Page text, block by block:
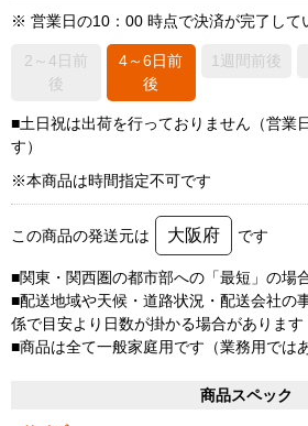
※ 営業日の10：00 時点で決済が完了して
2～4日前
後
4～6日前
後
1週間前後
■土日祝は出荷を行っておりません（営業
す）
※本商品は時間指定不可です
この商品の発送元は 大阪府 です
■関東・関西圏の都市部への「最短」の場
■配送地域や天候・道路状況・配送会社の
係で目安より日数が掛かる場合があります
■商品は全て一般家庭用です（業務用では
商品スペック